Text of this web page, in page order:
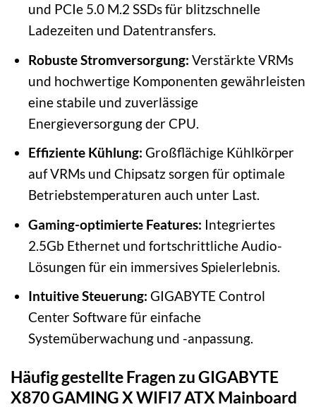
und PCIe 5.0 M.2 SSDs für blitzschnelle
Ladezeiten und Datentransfers.
Robuste Stromversorgung: Verstärkte VRMs
und hochwertige Komponenten gewährleisten
eine stabile und zuverlässige
Energieversorgung der CPU.
Effiziente Kühlung: Großflächige Kühlkörper
auf VRMs und Chipsatz sorgen für optimale
Betriebstemperaturen auch unter Last.
Gaming-optimierte Features: Integriertes
2.5Gb Ethernet und fortschrittliche Audio-
Lösungen für ein immersives Spielerlebnis.
Intuitive Steuerung: GIGABYTE Control
Center Software für einfache
Systemüberwachung und -anpassung.
Häufig gestellte Fragen zu GIGABYTE
X870 GAMING X WIFI7 ATX Mainboard